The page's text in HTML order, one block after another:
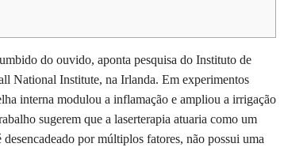
do ouvido, aponta pesquisa do Instituto de
National Institute, na Irlanda. Em experimentos
interna modulou a inflamação e ampliou a irrigação
sugerem que a laserterapia atuaria como um
por múltiplos fatores, não possui uma